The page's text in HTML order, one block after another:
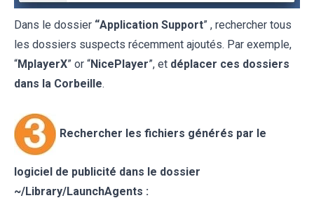
Dans le dossier “Application Support” , rechercher tous
les dossiers suspects récemment ajoutés. Par exemple,
“MplayerX” or “NicePlayer”, et déplacer ces dossiers
dans la Corbeille.
Rechercher les fichiers générés par le
logiciel de publicité dans le dossier
~/Library/LaunchAgents :